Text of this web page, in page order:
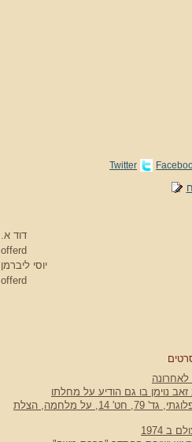
Twitter
דוד א.
offerd
יוסי ליברמן
offerd
לאחרונה
נוימן בו גם הודיע על מחלתו
הרב זאב נוימן, חובש פלוגתי, גד' 79, חט' 14, על מלחמה, הצלת
ב 1974